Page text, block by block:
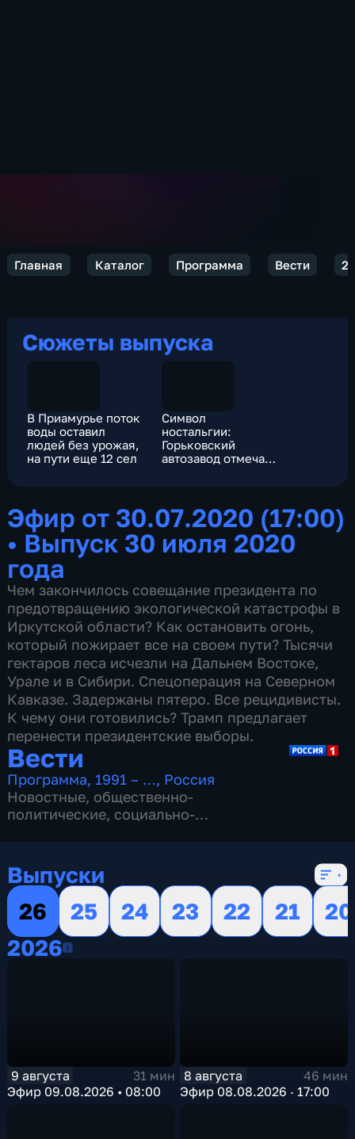
Главная Каталог Программа Вести
Сюжеты выпуска
В Приамурье поток
воды оставил
людей без урожая,
на пути еще 12 сел
Символ
ностальгии:
Горьковский
автозавод отмечает
Эфир от 30.07.2020 (17:00)
• Выпуск 30 июля 2020
года
Чем закончилось совещание президента по
предотвращению экологической катастрофы в
Иркутской области? Как остановить огонь,
который пожирает все на своем пути? Тысячи
гектаров леса исчезли на Дальнем Востоке,
Урале и в Сибири. Спецоперация на Северном
Кавказе. Задержаны пятеро. Все рецидивисты.
К чему они готовились? Трамп предлагает
перенести президентские выборы.
Вести
Программа, 1991 – …, Россия
Новостные, общественно-
политические, социально-
Выпуски
26
25 24 23 22 21
20
20262026
9 августа
31 мин
Эфир 09.08.2026 • 08:00
8 августа
46 мин
Эфир 08.08.2026 · 17:00